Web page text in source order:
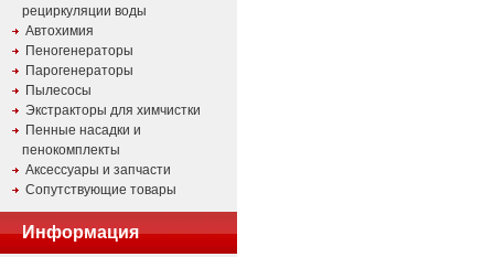
рециркуляции воды
Автохимия
Пеногенераторы
Парогенераторы
Пылесосы
Экстракторы для химчистки
Пенные насадки и
пенокомплекты
Аксессуары и запчасти
Сопутствующие товары
Информация